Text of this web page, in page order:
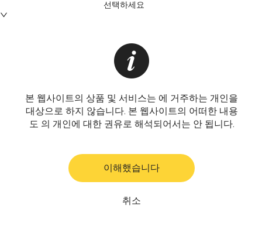
선택하세요
본 웹사이트의 상품 및 서비스는 에 거주하는 개인을
대상으로 하지 않습니다. 본 웹사이트의 어떠한 내용
도 의 개인에 대한 권유로 해석되어서는 안 됩니다.
이해했습니다
취소